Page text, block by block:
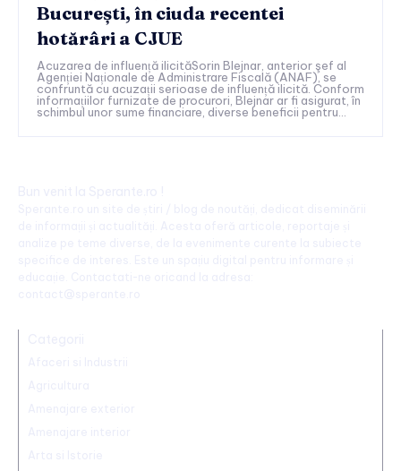
București, în ciuda recentei
hotărâri a CJUE
Acuzarea de influență ilicităSorin Blejnar, anterior şef al
Agenției Naționale de Administrare Fiscală (ANAF), se
confruntă cu acuzații serioase de influență ilicită. Conform
informațiilor furnizate de procurori, Blejnar ar fi asigurat, în
schimbul unor sume financiare, diverse beneficii pentru...